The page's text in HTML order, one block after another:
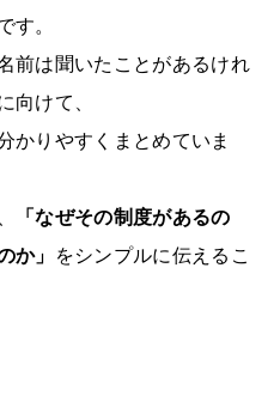
す。
前は聞いたことがあるけれ
向けて、
かりやすくまとめていま
「なぜその制度があるの
か」
をシンプルに伝えるこ